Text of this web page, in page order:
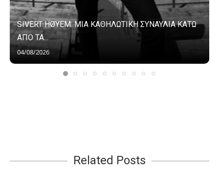
SIVERT HØYEM: ΜΙΑ ΚΑΘΗΛΩΤΙΚΗ ΣΥΝΑΥΛΙΑ ΚΑΤΩ
ΑΠΟ ΤΑ...
04/08/2026
Related Posts